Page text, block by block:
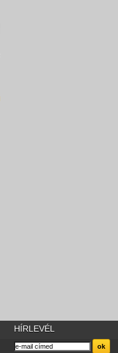
HÍRLEVÉL